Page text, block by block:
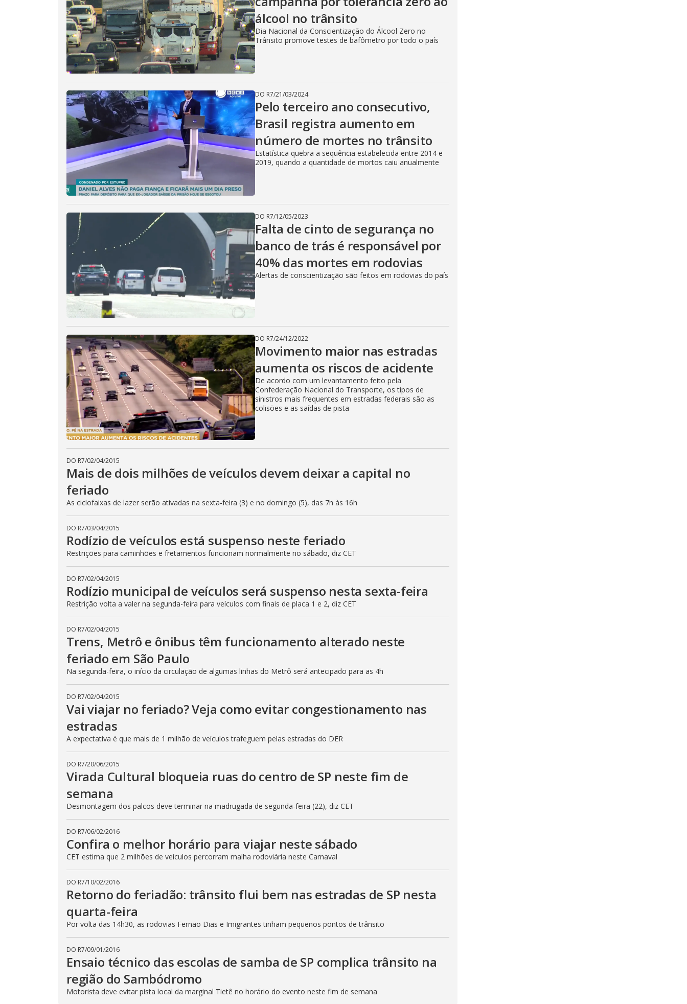
álcool no trânsito
Dia Nacional da Conscientização do Álcool Zero no
Trânsito promove testes de bafômetro por todo o país
DO R7/21/03/2024
Pelo terceiro ano consecutivo,
Brasil registra aumento em
número de mortes no trânsito
Estatística quebra a sequência estabelecida entre 2014 e
2019, quando a quantidade de mortos caiu anualmente
DO R7/12/05/2023
Falta de cinto de segurança no
banco de trás é responsável por
40% das mortes em rodovias
Alertas de conscientização são feitos em rodovias do país
DO R7/24/12/2022
Movimento maior nas estradas
aumenta os riscos de acidente
De acordo com um levantamento feito pela
Confederação Nacional do Transporte, os tipos de
sinistros mais frequentes em estradas federais são as
colisões e as saídas de pista
DO R7/02/04/2015
Mais de dois milhões de veículos devem deixar a capital no
feriado
As ciclofaixas de lazer serão ativadas na sexta-feira (3) e no domingo (5), das 7h às 16h
DO R7/03/04/2015
Rodízio de veículos está suspenso neste feriado
Restrições para caminhões e fretamentos funcionam normalmente no sábado, diz CET
DO R7/02/04/2015
Rodízio municipal de veículos será suspenso nesta sexta-feira
Restrição volta a valer na segunda-feira para veículos com finais de placa 1 e 2, diz CET
DO R7/02/04/2015
Trens, Metrô e ônibus têm funcionamento alterado neste
feriado em São Paulo
Na segunda-feira, o início da circulação de algumas linhas do Metrô será antecipado para as 4h
DO R7/02/04/2015
Vai viajar no feriado? Veja como evitar congestionamento nas
estradas
A expectativa é que mais de 1 milhão de veículos trafeguem pelas estradas do DER
DO R7/20/06/2015
Virada Cultural bloqueia ruas do centro de SP neste fim de
semana
Desmontagem dos palcos deve terminar na madrugada de segunda-feira (22), diz CET
DO R7/06/02/2016
Confira o melhor horário para viajar neste sábado
CET estima que 2 milhões de veículos percorram malha rodoviária neste Carnaval
DO R7/10/02/2016
Retorno do feriadão: trânsito flui bem nas estradas de SP nesta
quarta-feira
Por volta das 14h30, as rodovias Fernão Dias e Imigrantes tinham pequenos pontos de trânsito
DO R7/09/01/2016
Ensaio técnico das escolas de samba de SP complica trânsito na
região do Sambódromo
Motorista deve evitar pista local da marginal Tietê no horário do evento neste fim de semana